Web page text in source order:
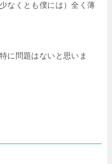
なくとも僕には）全く薄
に問題はないと思いま